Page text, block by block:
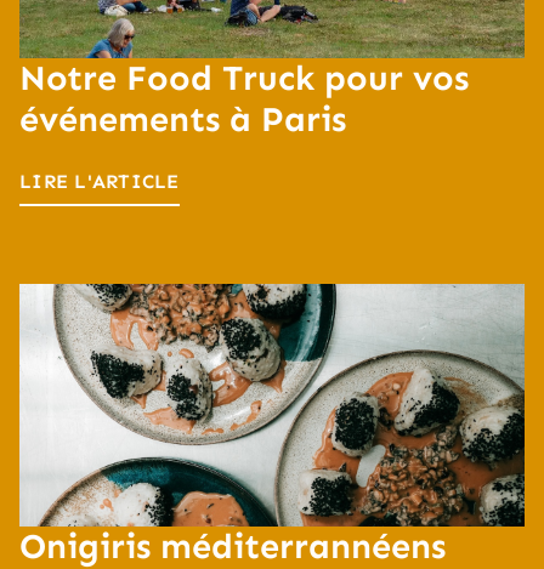
Notre Food Truck pour vos
événements à Paris
LIRE L'ARTICLE
Onigiris méditerrannéens